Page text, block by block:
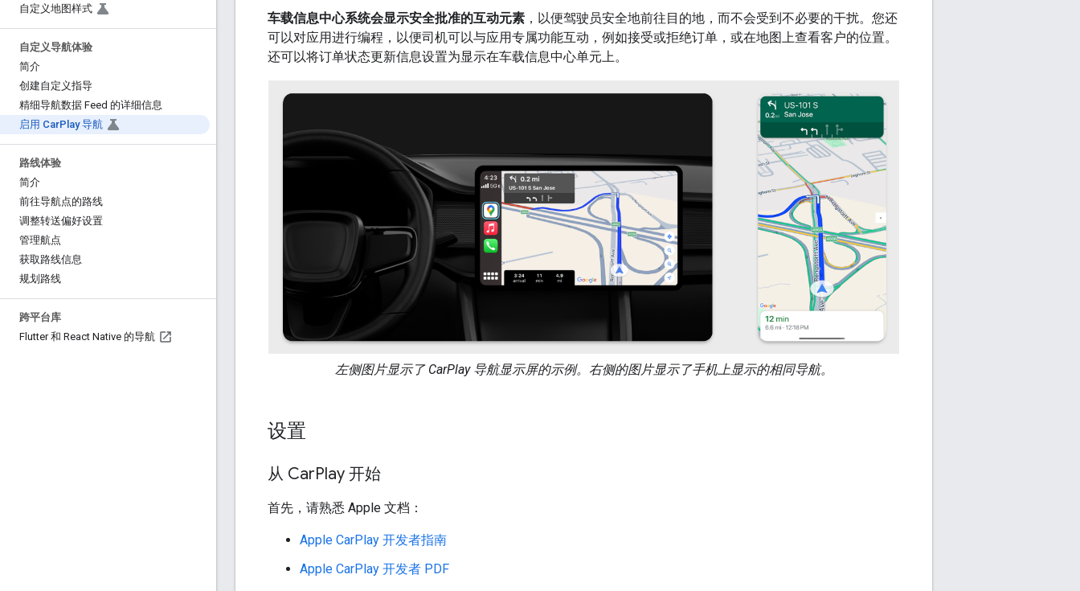
自定义地图样式
自定义导航体验
简介
创建自定义指导
精细导航数据 Feed 的详细信息
启用 CarPlay 导航
路线体验
简介
前往导航点的路线
调整转送偏好设置
管理航点
获取路线信息
规划路线
跨平台库
Flutter 和 React Native 的导航
车载信息中心系统会显示安全批准的互动元素 ，以便驾驶员安全地前往目的地，而不会受到不必要的干扰。您还
可以对应用进行编程，以便司机可以与应用专属功能互动，例如接受或拒绝订单，或在地图上查看客户的位置。
还可以将订单状态更新信息设置为显示在车载信息中心单元上。
左侧图片显示了 CarPlay 导航显示屏的示例。右侧的图片显示了手机上显示的相同导航。
设置
从 CarPlay 开始
首先，请熟悉 Apple 文档：
Apple CarPlay 开发者指南
Apple CarPlay 开发者 PDF